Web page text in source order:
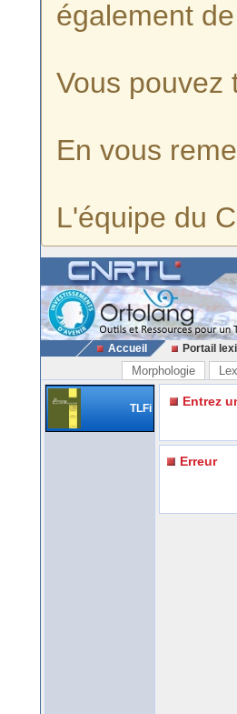
également
Vous
En vous
L'équipe du
Accueil Portail
Morphologie
TLFi Entrez
Erreur